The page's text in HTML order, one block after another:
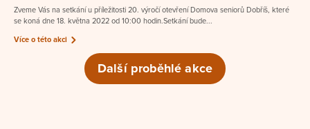
Zveme Vás na setkání u příležitosti 20. výročí otevření Domova seniorů Dobříš, které
se koná dne 18. května 2022 od 10:00 hodin.Setkání bude...
Více o této akci
Další proběhlé akce